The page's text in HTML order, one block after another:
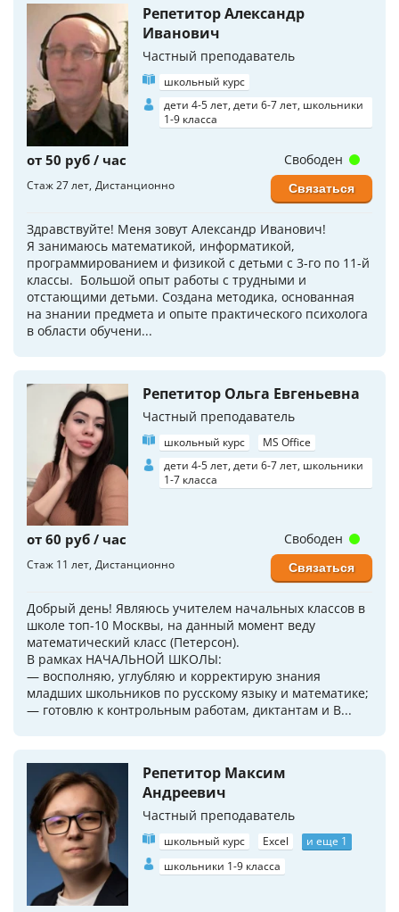
Репетитор Александр
Иванович
Частный преподаватель
школьный курс
дети 4-5 лет, дети 6-7 лет, школьники
1-9 класса
от 50 руб / час
Стаж 27 лет Дистанционно
Здравствуйте! Меня зовут Александр Иванович!
Я занимаюсь математикой, информатикой,
программированием и физикой с детьми с 3-го по 11-й
классы. Большой опыт работы с трудными и
отстающими детьми. Создана методика, основанная
на знании предмета и опыте практического психолога
в области обучени...
Свободен
Связаться
Репетитор Ольга Евгеньевна
Частный преподаватель
школьный курс
MS Office
дети 4-5 лет, дети 6-7 лет, школьники
1-7 класса
от 60 руб / час
Стаж 11 лет Дистанционно
Добрый день! Являюсь учителем начальных классов в
школе топ-10 Москвы, на данный момент веду
математический класс (Петерсон).
В рамках НАЧАЛЬНОЙ ШКОЛЫ:
— восполняю, углубляю и корректирую знания
младших школьников по русскому языку и математике;
— готовлю к контрольным работам, диктантам и В...
Свободен
Связаться
Репетитор Максим
Андреевич
Частный преподаватель
школьный курс Excel
и еще 1
школьники 1-9 класса